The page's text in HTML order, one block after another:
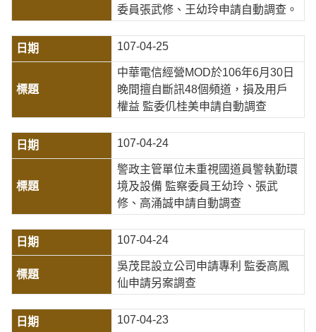
委員張武修、王幼玲申請自動調查。
107-04-25
中華電信經營MOD於106年6月30日
晚間擅自斷訊48個頻道，損及用戶
權益 監委仉桂美申請自動調查
107-04-24
警政主管單位未重視國道員警執勤環
境及設備 監察委員王幼玲、張武
修、高涌誠申請自動調查
107-04-24
吳茂昆設立公司申請專利 監委高鳳
仙申請另案調查
107-04-23